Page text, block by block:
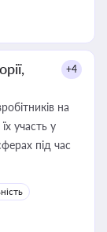
+4
на
участь у
під час